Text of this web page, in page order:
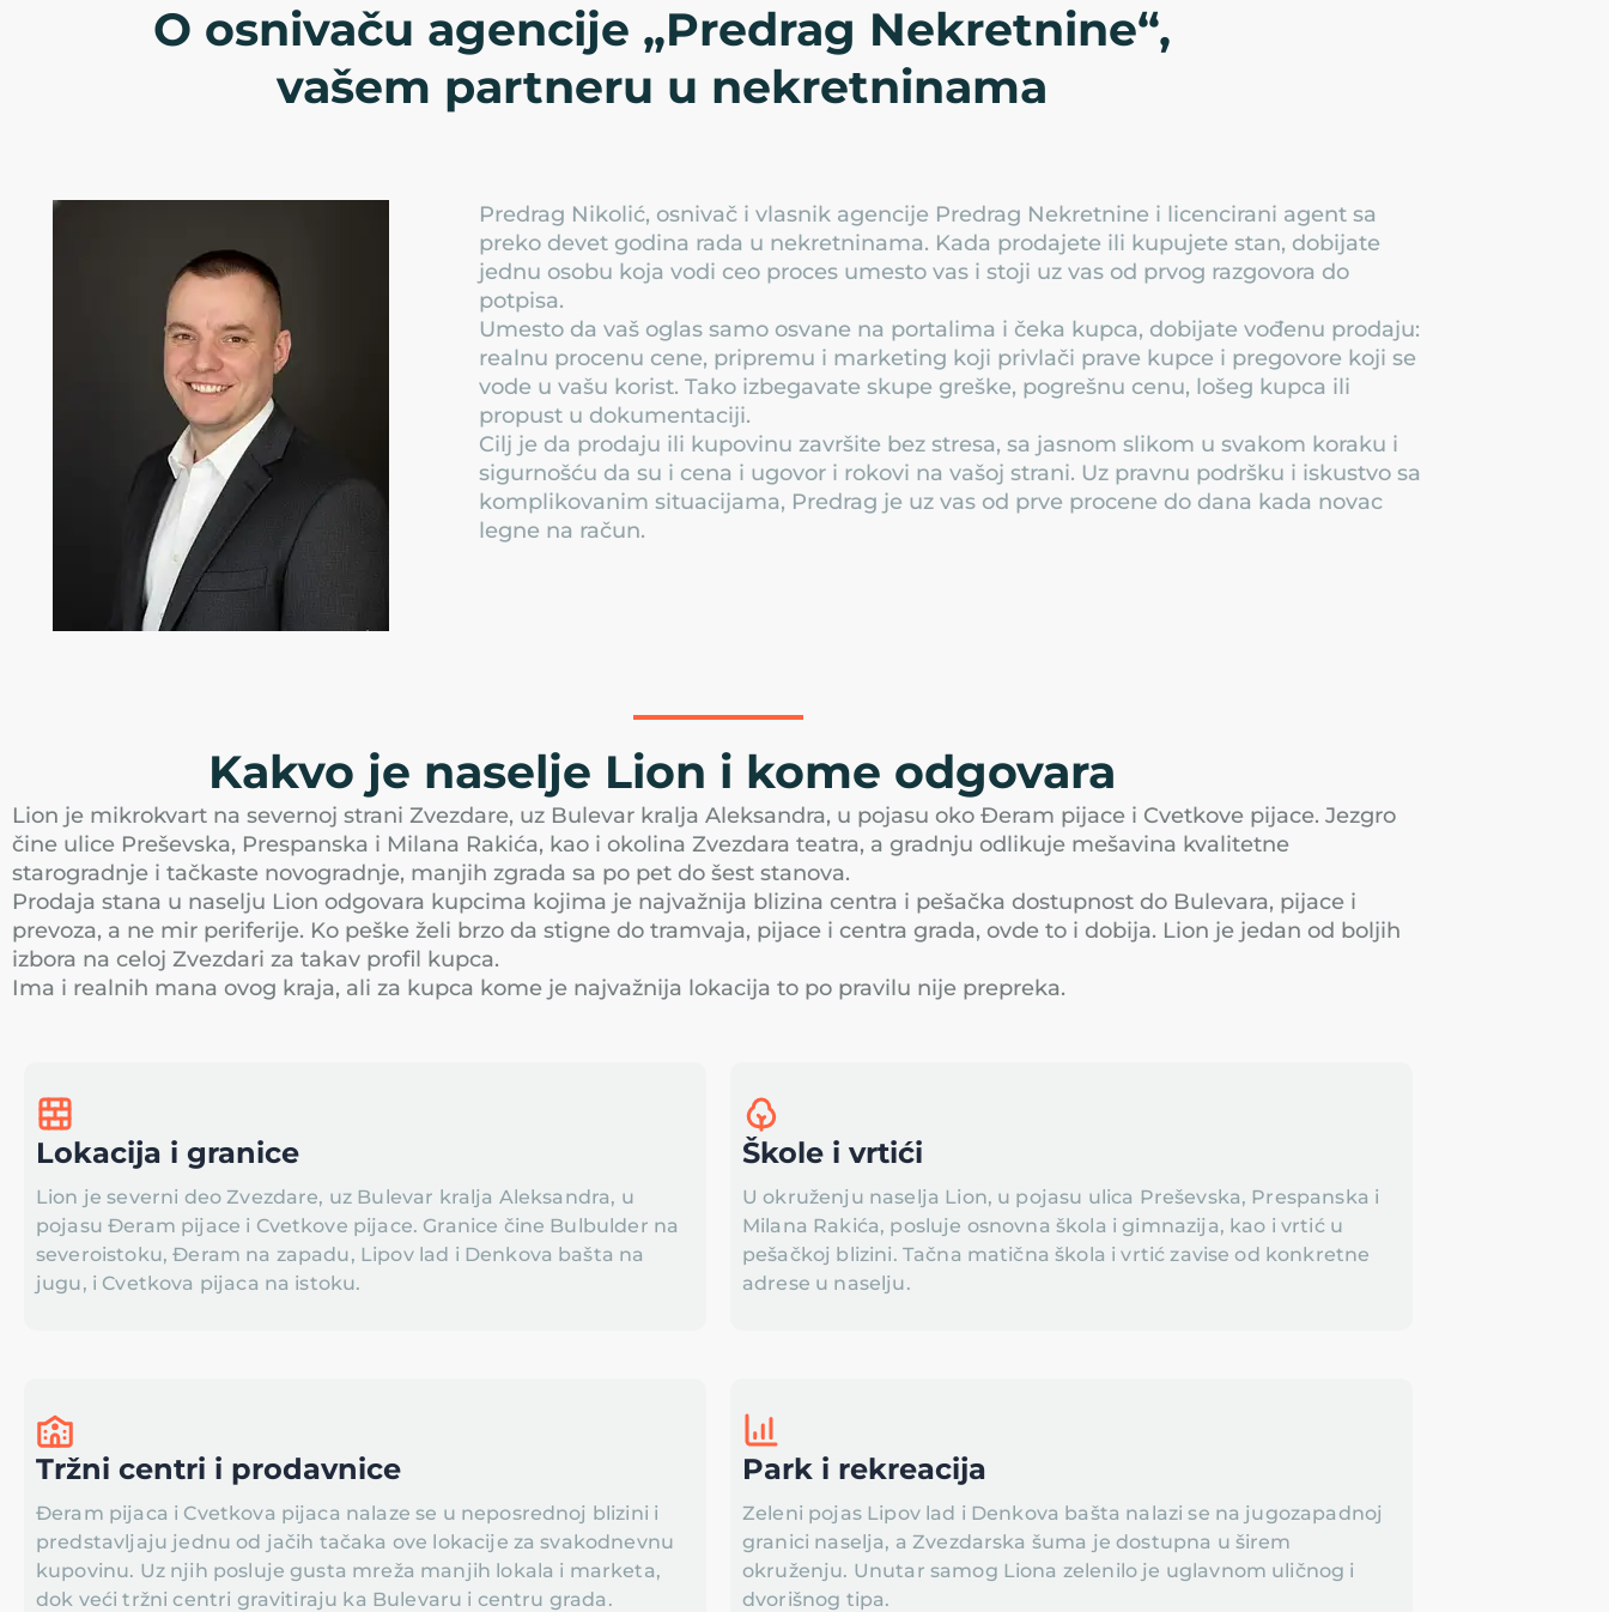
O osnivaču agencije „Predrag Nekretnine“,
vašem partneru u nekretninama
Predrag Nikolić, osnivač i vlasnik agencije Predrag Nekretnine i licencirani agent sa
preko devet godina rada u nekretninama. Kada prodajete ili kupujete stan, dobijate
jednu osobu koja vodi ceo proces umesto vas i stoji uz vas od prvog razgovora do
potpisa.
Umesto da vaš oglas samo osvane na portalima i čeka kupca, dobijate vođenu prodaju:
realnu procenu cene, pripremu i marketing koji privlači prave kupce i pregovore koji se
vode u vašu korist. Tako izbegavate skupe greške, pogrešnu cenu, lošeg kupca ili
propust u dokumentaciji.
Cilj je da prodaju ili kupovinu završite bez stresa, sa jasnom slikom u svakom koraku i
sigurnošću da su i cena i ugovor i rokovi na vašoj strani. Uz pravnu podršku i iskustvo sa
komplikovanim situacijama, Predrag je uz vas od prve procene do dana kada novac
legne na račun.
Kakvo je naselje Lion i kome odgovara
Lion je mikrokvart na severnoj strani Zvezdare, uz Bulevar kralja Aleksandra, u pojasu oko Đeram pijace i Cvetkove pijace. Jezgro
čine ulice Preševska, Prespanska i Milana Rakića, kao i okolina Zvezdara teatra, a gradnju odlikuje mešavina kvalitetne
starogradnje i tačkaste novogradnje, manjih zgrada sa po pet do šest stanova.
Prodaja stana u naselju Lion odgovara kupcima kojima je najvažnija blizina centra i pešačka dostupnost do Bulevara, pijace i
prevoza, a ne mir periferije. Ko peške želi brzo da stigne do tramvaja, pijace i centra grada, ovde to i dobija. Lion je jedan od boljih
izbora na celoj Zvezdari za takav profil kupca.
Ima i realnih mana ovog kraja, ali za kupca kome je najvažnija lokacija to po pravilu nije prepreka.
Lokacija i granice
Lion je severni deo Zvezdare, uz Bulevar kralja Aleksandra, u
pojasu Đeram pijace i Cvetkove pijace. Granice čine Bulbulder na
severoistoku, Đeram na zapadu, Lipov lad i Denkova bašta na
jugu, i Cvetkova pijaca na istoku.
Škole i vrtići
U okruženju naselja Lion, u pojasu ulica Preševska, Prespanska i
Milana Rakića, posluje osnovna škola i gimnazija, kao i vrtić u
pešačkoj blizini. Tačna matična škola i vrtić zavise od konkretne
adrese u naselju.
Tržni centri i prodavnice
Đeram pijaca i Cvetkova pijaca nalaze se u neposrednoj blizini i
predstavljaju jednu od jačih tačaka ove lokacije za svakodnevnu
kupovinu. Uz njih posluje gusta mreža manjih lokala i marketa,
dok veći tržni centri gravitiraju ka Bulevaru i centru grada.
Park i rekreacija
Zeleni pojas Lipov lad i Denkova bašta nalazi se na jugozapadnoj
granici naselja, a Zvezdarska šuma je dostupna u širem
okruženju. Unutar samog Liona zelenilo je uglavnom uličnog i
dvorišnog tipa.